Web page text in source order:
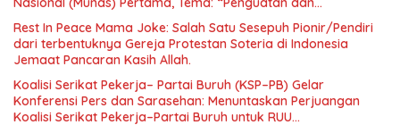
Pengembangan Organisasi KBI yang Berbasis Riset di seluruh
Indonesia dan Mancanegara”.
Rest In Peace Mama Joke: Salah Satu Sesepuh Pionir/Pendiri
dari terbentuknya Gereja Protestan Soteria di Indonesia
Jemaat Pancaran Kasih Allah.
Koalisi Serikat Pekerja– Partai Buruh (KSP–PB) Gelar
Konferensi Pers dan Sarasehan: Menuntaskan Perjuangan
Koalisi Serikat Pekerja–Partai Buruh untuk RUU